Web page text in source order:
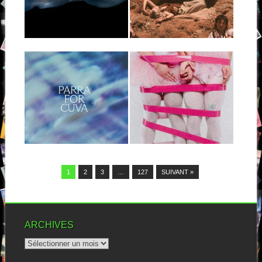
commencé à produire...
J’avoue que, de Pologne, je
vois surtout venir des groupes
guillerets...
▶
03.06.26
PARRA FOR CUVA
: NACAR
Tiens, j’ai raté un “Mimose” en
2024. Ma dernière rencontre
avec...
24.05.26
FIRECLUB :
FIRECLUB
Découvert sur Groover,
Fireclub m’avait envoyé
“Follow my call”, le titre...
1 2 3 127 SUIVANT »
ARCHIVES